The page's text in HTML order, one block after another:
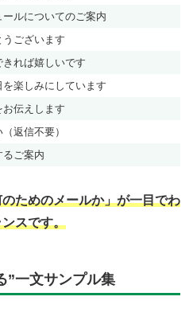
ルについてのご案内
ございます
れば嬉しいです
楽しみにしています
伝えします
返信不要）
るご案内
ためのメールか」が一目でわ
スです。
”一文サンプル集